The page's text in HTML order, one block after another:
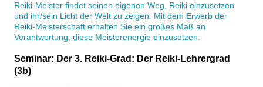
Reiki-Meister findet seinen eigenen Weg, Reiki einzusetzen
und ihr/sein Licht der Welt zu zeigen. Mit dem Erwerb der
Reiki-Meisterschaft erhalten Sie ein großes Maß an
Verantwortung, diese Meisterenergie einzusetzen.
Seminar: Der 3. Reiki-Grad: Der Reiki-Lehrergrad
(3b)